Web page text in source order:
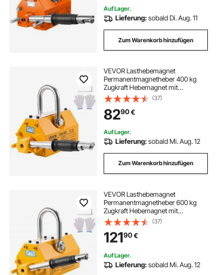
Auf Lager.
Lieferung:sobald Di. Aug. 11
Zum Warenkorb hinzufügen
VEVOR Lasthebemagnet
Permanentmagnetheber 400 kg
Zugkraft Hebemagnet mit
Entriegelungsgriff & Stahlhaken,
verwendet in Werkstattkränen und
Hebezeugen, zum Heben von
Stahlplatten, Brettern Gelb
(37)
8290€
Auf Lager.
Lieferung:sobald Mi. Aug. 12
Zum Warenkorb hinzufügen
VEVOR Lasthebemagnet
Permanentmagnetheber 600 kg
Zugkraft Hebemagnet mit
Entriegelungsgriff & Stahlhaken,
verwendet in Werkstattkränen und
Hebezeugen, zum Heben von
Stahlplatten, Brettern
(37)
12190€
Auf Lager.
Lieferung:sobald Mi. Aug. 12